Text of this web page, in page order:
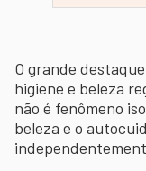
O grande
higiene e beleza
não é fenômeno
beleza e o